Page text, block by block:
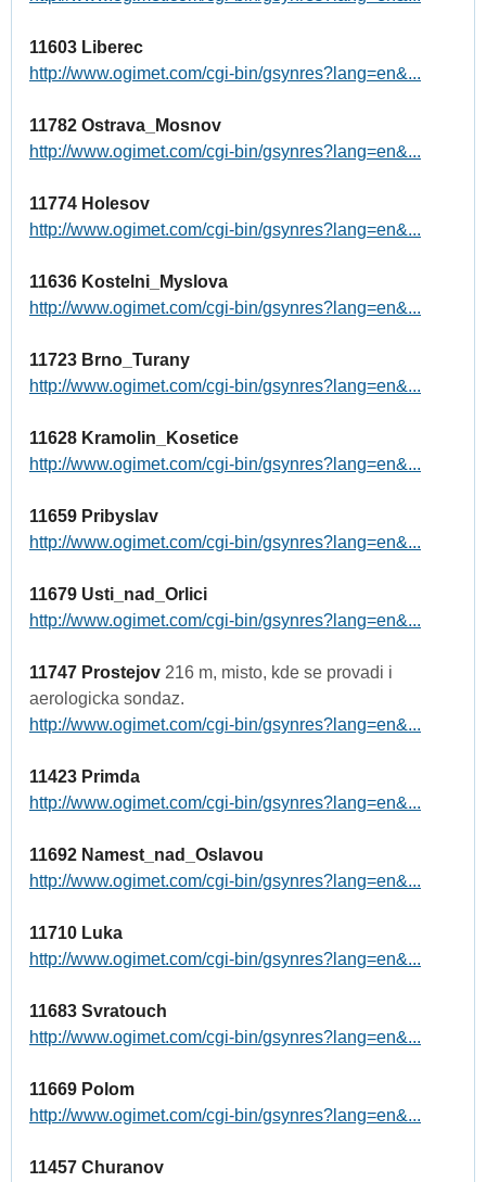
11603 Liberec
http://www.ogimet.com/cgi-bin/gsynres?lang=en&...
11782 Ostrava_Mosnov
http://www.ogimet.com/cgi-bin/gsynres?lang=en&...
11774 Holesov
http://www.ogimet.com/cgi-bin/gsynres?lang=en&...
11636 Kostelni_Myslova
http://www.ogimet.com/cgi-bin/gsynres?lang=en&...
11723 Brno_Turany
http://www.ogimet.com/cgi-bin/gsynres?lang=en&...
11628 Kramolin_Kosetice
http://www.ogimet.com/cgi-bin/gsynres?lang=en&...
11659 Pribyslav
http://www.ogimet.com/cgi-bin/gsynres?lang=en&...
11679 Usti_nad_Orlici
http://www.ogimet.com/cgi-bin/gsynres?lang=en&...
11747 Prostejov 216 m, misto, kde se provadi i
aerologicka sondaz.
http://www.ogimet.com/cgi-bin/gsynres?lang=en&...
11423 Primda
http://www.ogimet.com/cgi-bin/gsynres?lang=en&...
11692 Namest_nad_Oslavou
http://www.ogimet.com/cgi-bin/gsynres?lang=en&...
11710 Luka
http://www.ogimet.com/cgi-bin/gsynres?lang=en&...
11683 Svratouch
http://www.ogimet.com/cgi-bin/gsynres?lang=en&...
11669 Polom
http://www.ogimet.com/cgi-bin/gsynres?lang=en&...
11457 Churanov